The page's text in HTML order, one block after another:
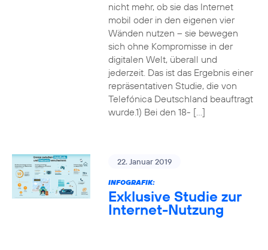
nicht mehr, ob sie das Internet
mobil oder in den eigenen vier
Wänden nutzen – sie bewegen
sich ohne Kompromisse in der
digitalen Welt, überall und
jederzeit. Das ist das Ergebnis einer
repräsentativen Studie, die von
Telefónica Deutschland beauftragt
wurde.1) Bei den 18- […]
22. Januar 2019
INFOGRAFIK:
Exklusive Studie zur
Internet-Nutzung